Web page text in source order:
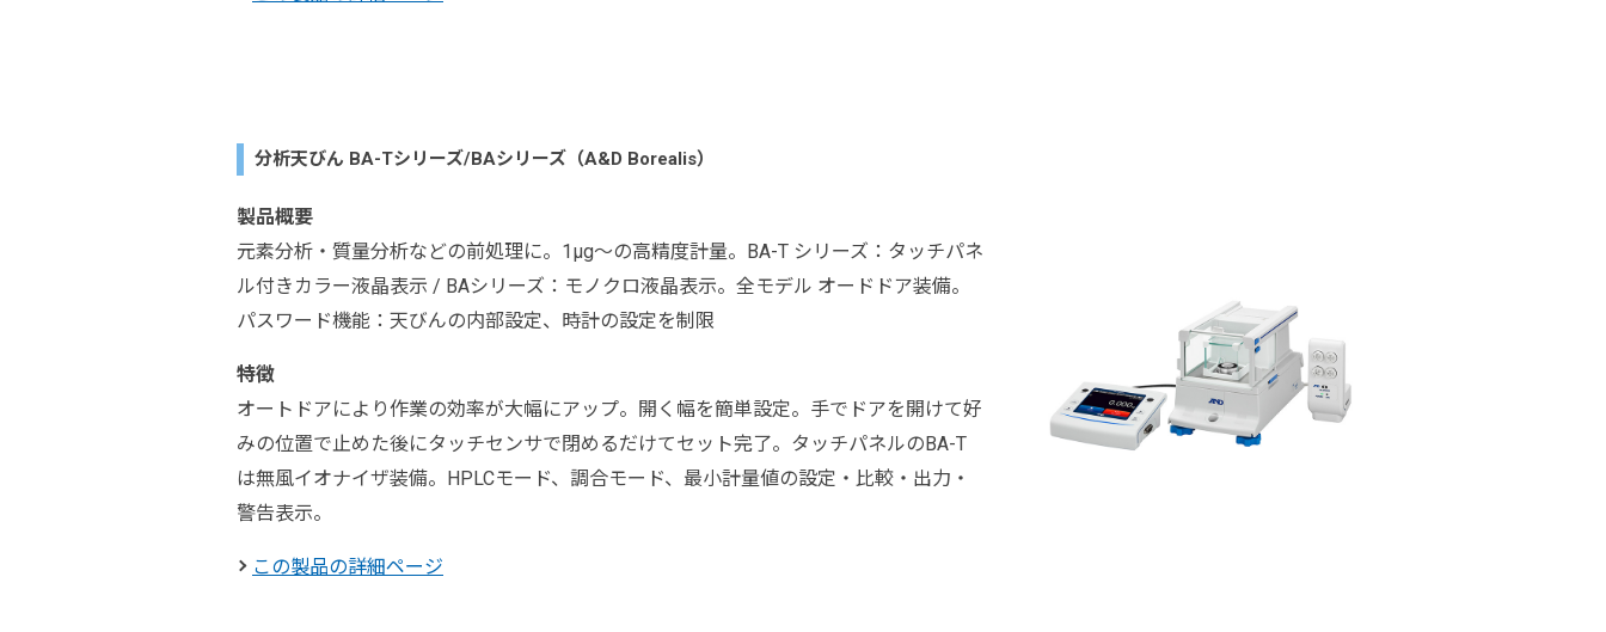
分析天びん BA-Tシリーズ/BAシリーズ（A&D Borealis）
製品概要
元素分析・質量分析などの前処理に。1μg～の高精度計量。BA-T シリーズ：タッチパネ
ル付きカラー液晶表示 / BAシリーズ：モノクロ液晶表示。全モデル オードドア装備。
パスワード機能：天びんの内部設定、時計の設定を制限
特徴
オートドアにより作業の効率が大幅にアップ。開く幅を簡単設定。手でドアを開けて好
みの位置で止めた後にタッチセンサで閉めるだけてセット完了。タッチパネルのBA-T
は無風イオナイザ装備。HPLCモード、調合モード、最小計量値の設定・比較・出力・
警告表示。
この製品の詳細ページ